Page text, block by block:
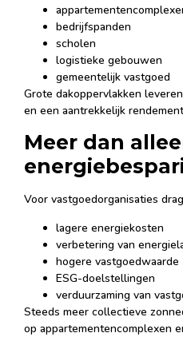
bedrijfspanden
scholen
logistieke gebouwen
gemeentelijk vastgoed
Grote dakoppervlakken
en een aantrekkelijk
Meer dan
Voor vastgoedorganisaties
lagere energiekosten
verbetering van
hogere vastgoedwaarde
ESG-doelstellingen
verduurzaming van
Steeds meer collectieve
op appartementencomplexen